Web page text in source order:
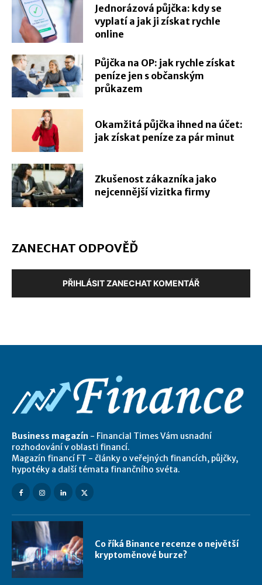
Jednorázová půjčka: kdy se
vyplatí a jak ji získat rychle
online
Půjčka na OP: jak rychle získat
peníze jen s občanským
průkazem
Okamžitá půjčka ihned na účet:
jak získat peníze za pár minut
Zkušenost zákazníka jako
nejcennější vizitka firmy
ZANECHAT ODPOVĚĎ
PŘIHLÁSIT ZANECHAT KOMENTÁŘ
Business magazín - Financial Times Vám usnadní
rozhodování v oblasti financí.
Magazín financí FT - články o veřejných financích, půjčky,
hypotéky a další témata finančního svéta.
Co říká Binance recenze o největší
kryptoměnové burze?